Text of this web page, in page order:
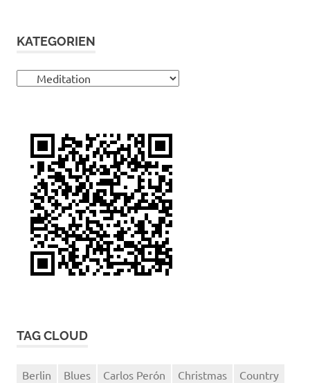
KATEGORIEN
Kategorien
TAG CLOUD
Berlin Blues Carlos Perón Christmas
Country